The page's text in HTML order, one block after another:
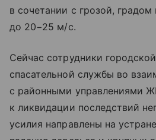
в сочетании с грозой,
до 20−25 м/с.
Сейчас сотрудники
спасательной службы во
с районными управлениями
к ликвидации последствий
усилия направлены на